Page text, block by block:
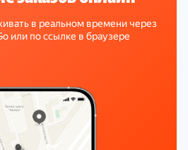
в реальном времени через
или по ссылке в браузере